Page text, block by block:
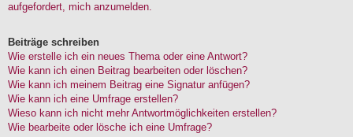
aufgefordert, mich anzumelden.
Beiträge schreiben
Wie erstelle ich ein neues Thema oder eine Antwort?
Wie kann ich einen Beitrag bearbeiten oder löschen?
Wie kann ich meinem Beitrag eine Signatur anfügen?
Wie kann ich eine Umfrage erstellen?
Wieso kann ich nicht mehr Antwortmöglichkeiten erstellen?
Wie bearbeite oder lösche ich eine Umfrage?